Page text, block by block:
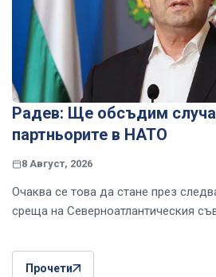
Радев: Ще обсъдим
партньорите в НАТО
8 Август, 2026
Очаква се това да стане през
среща на Северноатлантическия
Прочети